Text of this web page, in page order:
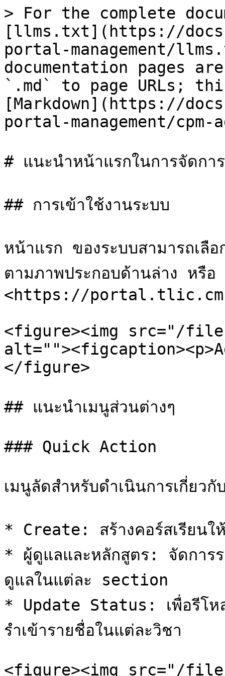
> For the complete
[llms.txt](https://
portal-management/
documentation pages
`.md` to page URLs;
[Markdown](https://
portal-management/cpm-
# แนะนำหน้าแรกในการจัดกา
## การเข้าใช้งานระบบ
หน้าแรก ของระบบสามารถเลื
ตามภาพประกอบด้านล่าง หรือ
<https://
<figure><img src="/
</figure>
## แนะนำเมนูส่วนต่างๆ
### Quick Action
เมนูลัดสำหรับดำเนินการเกี่ยวกั
* Create: สร้างคอร์สเรียนใ
* ผู้ดูแลและหลักสูตร: จัดการ
ดูแลในแต่ละ section
* Update Status: เพื่อรีโห
รำเข้ารายชื่อในแต่ละวิชา
<figure><img src="/files/